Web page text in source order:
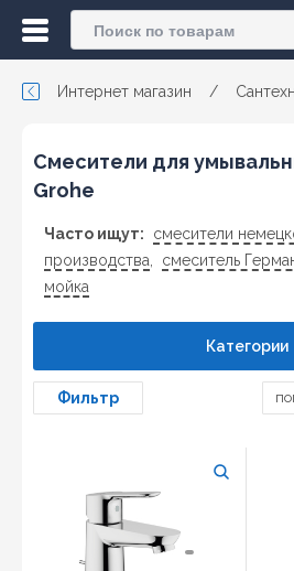
Интернет магазин /
Смесители для
Grohe
Часто ищут:
смесители
производства
смеситель
мойка
Фильтр
Категории